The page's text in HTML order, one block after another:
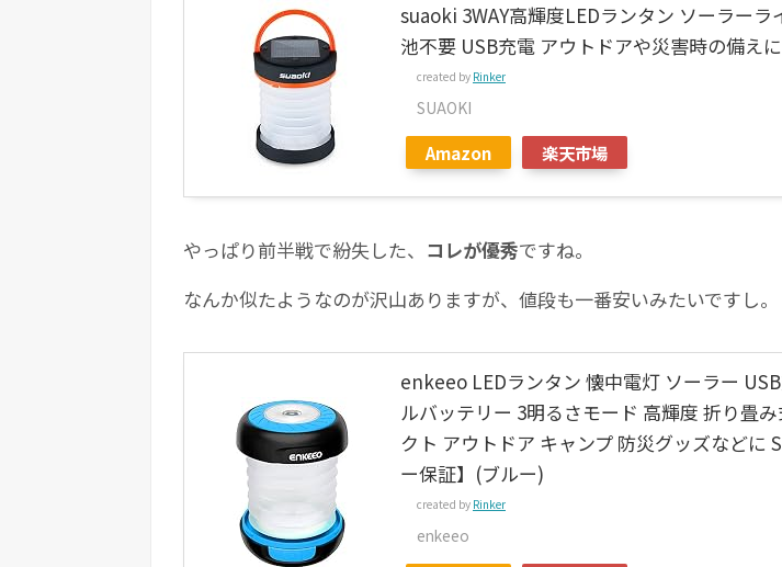
suaoki 3WAY高輝度LEDランタン ソーラーラ
池不要 USB充電 アウトドアや災害時の備え
created by Rinker
SUAOKI
Amazon 楽天市場
やっぱり前半戦で紛失した、 コレが優秀ですね。
なんか似たようなのが沢山ありますが、値段も一番安いみたいですし。
enkeeo LEDランタン 懐中電灯 ソーラー
ルバッテリー 3明るさモード 高輝度 折り畳
クト アウトドア キャンプ 防災グッズなどに
ー保証】(ブルー)
created by Rinker
enkeeo